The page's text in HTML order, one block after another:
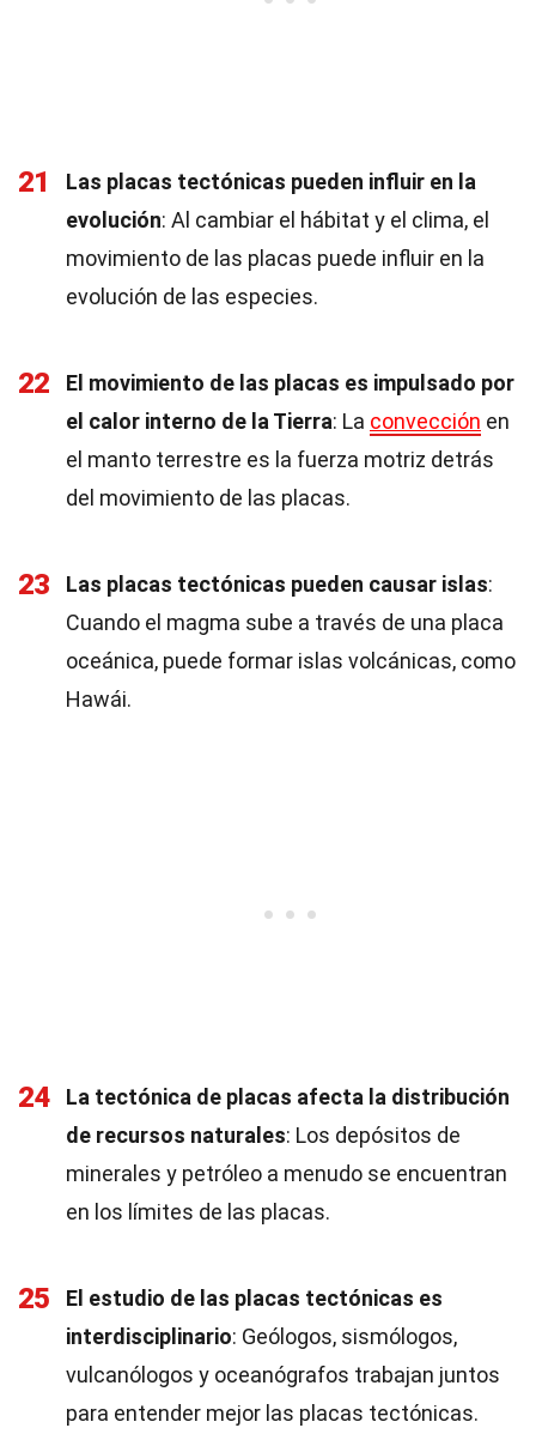
21
Las placas tectónicas pueden influir en la
evolución: Al cambiar el hábitat y el clima, el
movimiento de las placas puede influir en la
evolución de las especies.
22
El movimiento de las placas es impulsado por
el calor interno de la Tierra: La convección en
el manto terrestre es la fuerza motriz detrás
del movimiento de las placas.
23 Las placas tectónicas pueden causar islas:
Cuando el magma sube a través de una placa
oceánica, puede formar islas volcánicas, como
Hawái.
24
La tectónica de placas afecta la distribución
de recursos naturales: Los depósitos de
minerales y petróleo a menudo se encuentran
en los límites de las placas.
25
El estudio de las placas tectónicas es
interdisciplinario: Geólogos, sismólogos,
vulcanólogos y oceanógrafos trabajan juntos
para entender mejor las placas tectónicas.